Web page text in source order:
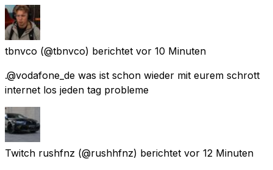
tbnvco (@tbnvco) berichtet vor 10 Minuten
.@vodafone_de was ist schon wieder mit eurem schrott
internet los jeden tag probleme
Twitch rushfnz (@rushhfnz) berichtet vor 12 Minuten